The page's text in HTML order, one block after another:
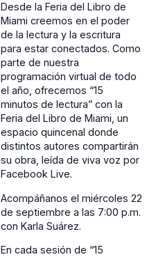
Desde la Feria del Libro de
Miami creemos en el poder
de la lectura y la escritura
para estar conectados. Como
parte de nuestra
programación virtual de todo
el año, ofrecemos “15
minutos de lectura” con la
Feria del Libro de Miami, un
espacio quincenal donde
distintos autores compartirán
su obra, leída de viva voz por
Facebook Live.
Acompáñanos el miércoles 22
de septiembre a las 7:00 p.m.
con Karla Suárez.
En cada sesión de “15